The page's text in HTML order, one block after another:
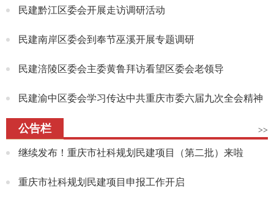
民建黔江区委会开展走访调研活动
民建南岸区委会到奉节巫溪开展专题调研
民建涪陵区委会主委黄鲁拜访看望区委会老领导
民建渝中区委会学习传达中共重庆市委六届九次全会精神
公告栏 >>
继续发布！重庆市社科规划民建项目（第二批）来啦
重庆市社科规划民建项目申报工作开启